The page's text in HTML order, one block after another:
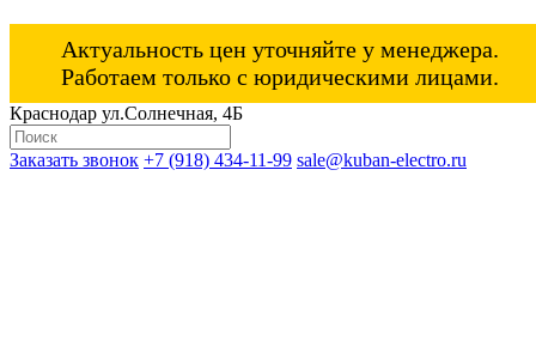
Актуальность цен уточняйте у менеджера.
Работаем только с юридическими лицами.
Краснодар ул.Солнечная, 4Б
Заказать звонок +7 (918) 434-11-99 sale@kuban-electro.ru